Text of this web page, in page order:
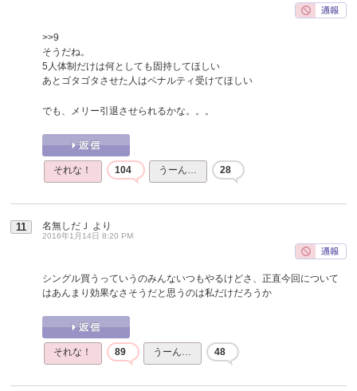
>>9
そうだね。
5人体制だけは何としても固持してほしい
あとゴタゴタさせた人はペナルティ受けてほしい
でも、メリー引退させられるかな。。。
それな！ 104 うーん… 28
11 名無しだＪ より
2016年1月14日 8:20 PM
シングル買うっていうのみんないつもやるけどさ、正直今回について
はあんまり効果なさそうだと思うのは私だけだろうか
それな！ 89 うーん… 48